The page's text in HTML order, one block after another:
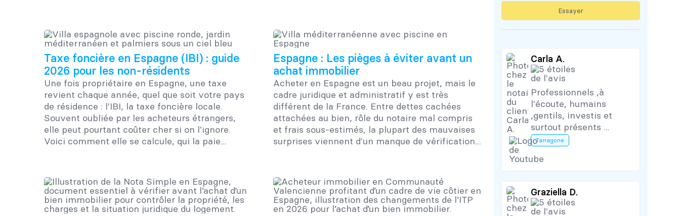
Taxe foncière en Espagne (IBI) : guide
2026 pour les non-résidents
Une fois propriétaire en Espagne, une taxe
revient chaque année, quel que soit votre pays
de résidence : l'IBI, la taxe foncière locale.
Souvent oubliée par les acheteurs étrangers,
elle peut pourtant coûter cher si on l'ignore.
Voici comment elle se calcule, qui la paie...
Espagne : Les pièges à éviter avant un
achat immobilier
Acheter en Espagne est un beau projet, mais le
cadre juridique et administratif y est très
différent de la France. Entre dettes cachées
attachées au bien, rôle du notaire mal compris
et frais sous-estimés, la plupart des mauvaises
surprises viennent d'un manque de vérification...
Essayer
Carla A.
Professionnels ,à
l'écoute, humains
,gentils, investis et
surtout présents ...
Tarragone
Graziella D.